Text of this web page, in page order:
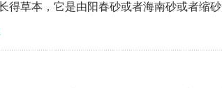
得草本，它是由阳春砂或者海南砂或者缩